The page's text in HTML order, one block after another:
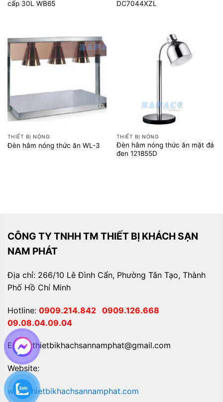
cấp 30L WB65
DC7044XZL
THIẾT BỊ NÓNG
Đèn hâm nóng thức ăn WL-3
THIẾT BỊ NÓNG
Đèn hâm nóng thức ăn mặt đá
đen 121855D
CÔNG TY TNHH TM THIẾT BỊ KHÁCH SẠN
NAM PHÁT
Địa chỉ: 266/10 Lê Đình Cẩn, Phường Tân Tạo, Thành
Phố Hồ Chí Minh
Hotline: 0909.214.842 0909.126.668
09.08.04.09.04
Email: thietbikhachsannamphat@gmail.com
Website:
www.thietbikhachsannamphat.com